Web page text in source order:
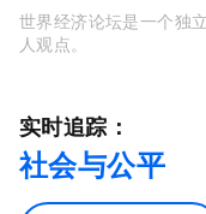
世界经济论坛是一个独
人观点。
实时追踪：
社会与公平